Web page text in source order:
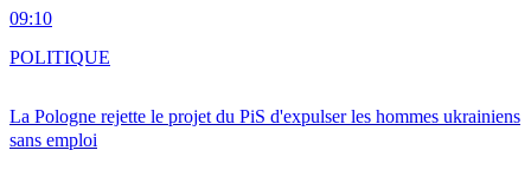
09:10
La Pologne rejette le projet du PiS d'expulser les hommes ukrainiens
sans emploi
POLITIQUE